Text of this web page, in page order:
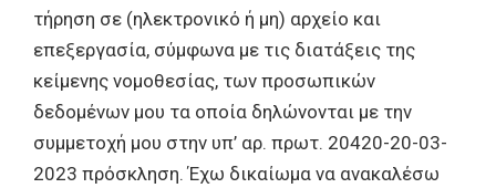
τήρηση σε (ηλεκτρονικό ή μη) αρχείο και
επεξεργασία, σύμφωνα με τις διατάξεις της
κείμενης νομοθεσίας, των προσωπικών
δεδομένων μου τα οποία δηλώνονται με την
συμμετοχή μου στην υπ’ αρ. πρωτ. 20420-20-03-
2023 πρόσκληση. Έχω δικαίωμα να ανακαλέσω